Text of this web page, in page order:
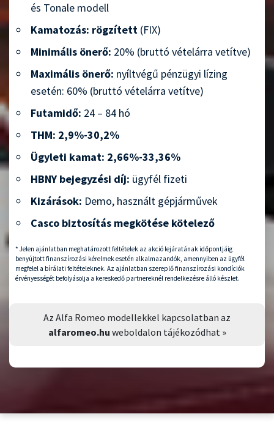
és Tonale modell
Kamatozás: rögzített (FIX)
Minimális önerő: 20% (bruttó vételárra vetítve)
Maximális önerő: nyíltvégű pénzügyi lízing
esetén: 60% (bruttó vételárra vetítve)
Futamidő: 24 – 84 hó
THM: 2,9%-30,2%
Ügyleti kamat: 2,66%-33,36%
HBNY bejegyzési díj: ügyfél fizeti
Kizárások: Demo, használt gépjárművek
Casco biztosítás megkötése kötelező
* Jelen ajánlatban meghatározott feltételek az akció lejáratának időpontjáig
benyújtott finanszírozási kérelmek esetén alkalmazandók, amennyiben az ügyfél
megfelel a bírálati feltételeknek. Az ajánlatban szereplő finanszírozási kondíciók
érvényességét befolyásolja a kereskedő partnereknél rendelkezésre álló készlet.
Az Alfa Romeo modellekkel kapcsolatban az
alfaromeo.hu weboldalon tájékozódhat »